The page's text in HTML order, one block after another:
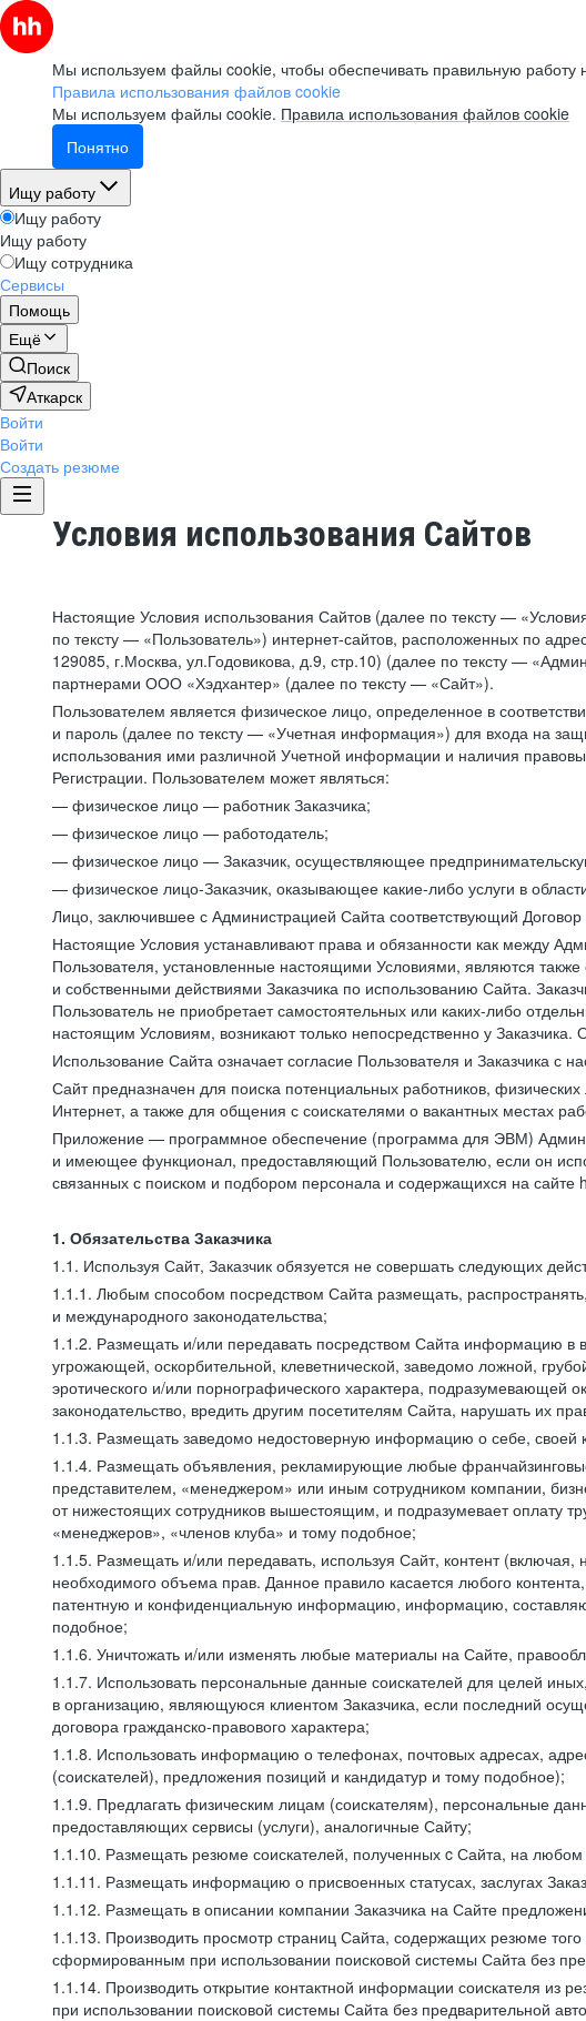
Мы используем файлы cookie, чтобы обеспечивать правильную работу
Правила использования файлов cookie
Мы используем файлы cookie. Правила использования файлов cookie
Понятно
Ищу работу
Ищу работу
Ищу работу
Ищу сотрудника
Сервисы
Помощь
Ещё
Поиск
Аткарск
Войти
Войти
Создать резюме
Условия использования Сайтов
Настоящие Условия использования Сайтов (далее по тексту —
по тексту — «Пользователь») интернет-сайтов, расположенных по
129085, г.Москва, ул.Годовикова, д.9, стр.10) (далее по тексту —
партнерами ООО «Хэдхантер» (далее по тексту — «Сайт»).
Пользователем является физическое лицо, определенное в
и пароль (далее по тексту — «Учетная информация») для входа на
использования ими различной Учетной информации и наличия
Регистрации. Пользователем может являться:
— физическое лицо — работник Заказчика;
— физическое лицо — работодатель;
— физическое лицо — Заказчик, осуществляющее
— физическое лицо-Заказчик, оказывающее какие-либо услуги в
Лицо, заключившее с Администрацией Сайта соответствующий Договор
Настоящие Условия устанавливают права и обязанности как между
Пользователя, установленные настоящими Условиями, являются
и собственными действиями Заказчика по использованию Сайта.
Пользователь не приобретает самостоятельных или каких-либо
настоящим Условиям, возникают только непосредственно у
Использование Сайта означает согласие Пользователя и Заказчика с
Сайт предназначен для поиска потенциальных работников,
Интернет, а также для общения с соискателями о вакантных местах
Приложение — программное обеспечение (программа для ЭВМ)
и имеющее функционал, предоставляющий Пользователю, если он
связанных с поиском и подбором персонала и содержащихся на
1. Обязательства Заказчика
1.1. Используя Сайт, Заказчик обязуется не совершать следующих
1.1.1. Любым способом посредством Сайта размещать,
и международного законодательства;
1.1.2. Размещать и/или передавать посредством Сайта информацию в
угрожающей, оскорбительной, клеветнической, заведомо ложной,
эротического и/или порнографического характера,
законодательство, вредить другим посетителям Сайта, нарушать их
1.1.3. Размещать заведомо недостоверную информацию о себе, своей
1.1.4. Размещать объявления, рекламирующие любые
представителем, «менеджером» или иным сотрудником компании,
от нижестоящих сотрудников вышестоящим, и подразумевает оплату
«менеджеров», «членов клуба» и тому подобное;
1.1.5. Размещать и/или передавать, используя Сайт, контент
необходимого объема прав. Данное правило касается любого
патентную и конфиденциальную информацию, информацию,
подобное;
1.1.6. Уничтожать и/или изменять любые материалы на Сайте,
1.1.7. Использовать персональные данные соискателей для целей
в организацию, являющуюся клиентом Заказчика, если последний
договора гражданско-правового характера;
1.1.8. Использовать информацию о телефонах, почтовых адресах,
(соискателей), предложения позиций и кандидатур и тому подобное);
1.1.9. Предлагать физическим лицам (соискателям), персональные
предоставляющих сервисы (услуги), аналогичные Сайту;
1.1.10. Размещать резюме соискателей, полученных c Сайта, на любом
1.1.11. Размещать информацию о присвоенных статусах, заслугах
1.1.12. Размещать в описании компании Заказчика на Сайте
1.1.13. Производить просмотр страниц Сайта, содержащих резюме
сформированным при использовании поисковой системы Сайта без
1.1.14. Производить открытие контактной информации соискателя
при использовании поисковой системы Сайта без предварительной